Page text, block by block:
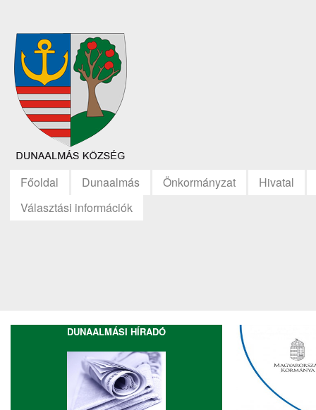
Főoldal Dunaalmás Önkormányzat
Hivatal
Választási információk
DUNAALMÁSI HÍRADÓ